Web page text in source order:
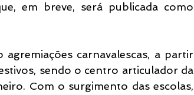
em breve, será publicada como
carnavalescas, a partir
sendo o centro articulador da
Com o surgimento das escolas,